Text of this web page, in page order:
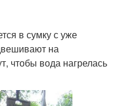
в сумку с уже
на
чтобы вода нагрелась